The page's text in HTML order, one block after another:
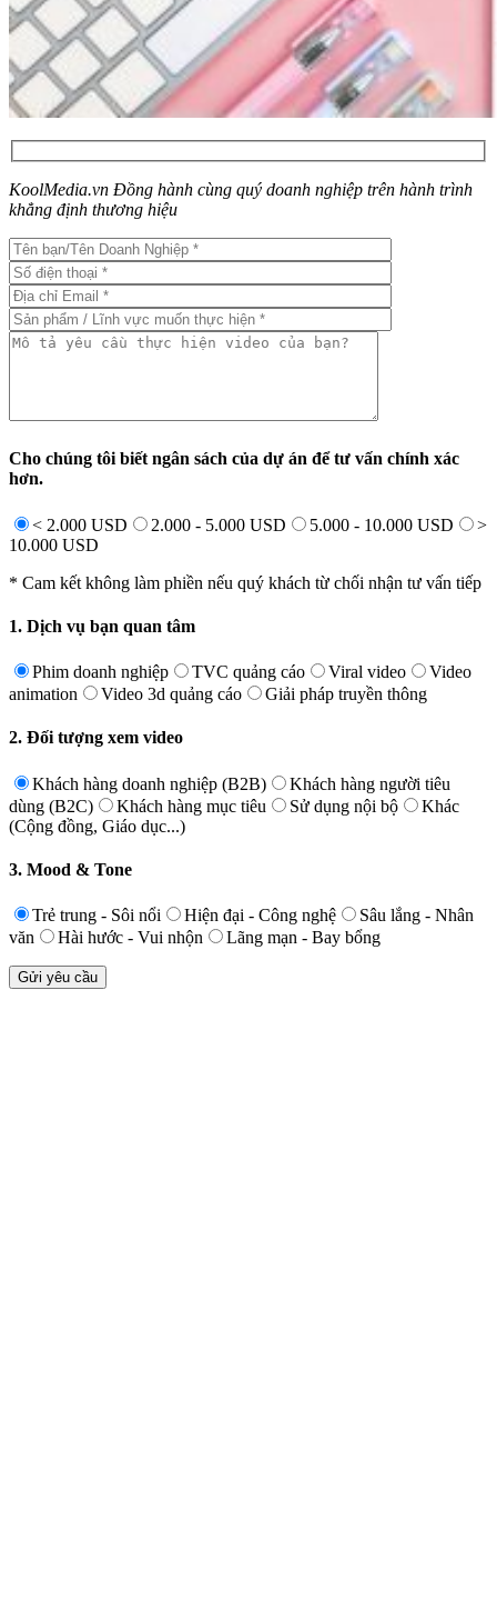
KoolMedia.vn Đồng hành cùng quý doanh nghiệp trên hành trình
khẳng định thương hiệu
Cho chúng tôi biết ngân sách của dự án để tư vấn chính xác
hơn.
< 2.000 USD 2.000 - 5.000 USD 5.000 - 10.000 USD
>
10.000 USD
* Cam kết không làm phiền nếu quý khách từ chối nhận tư vấn tiếp
1. Dịch vụ bạn quan tâm
Phim doanh nghiệp TVC quảng cáo Viral video
Video
animation
Video 3d quảng cáo Giải pháp truyền thông
2. Đối tượng xem video
Khách hàng doanh nghiệp (B2B)
Khách hàng người tiêu
dùng (B2C)
Khách hàng mục tiêu Sử dụng nội bộ
Khác
(Cộng đồng, Giáo dục...)
3. Mood & Tone
Trẻ trung - Sôi nổi Hiện đại - Công nghệ
Sâu lắng - Nhân
văn
Hài hước - Vui nhộn Lãng mạn - Bay bổng